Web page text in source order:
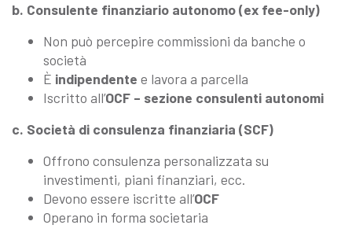
b. Consulente finanziario autonomo (ex fee-only)
Non può percepire commissioni da banche o
società
È indipendente e lavora a parcella
Iscritto all’OCF – sezione consulenti autonomi
c. Società di consulenza finanziaria (SCF)
Offrono consulenza personalizzata su
investimenti, piani finanziari, ecc.
Devono essere iscritte all’OCF
Operano in forma societaria